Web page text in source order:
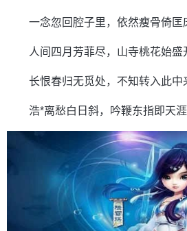
一念忽回腔子里，依然瘦骨倚匡
人间四月芳菲尽，山寺桃花始盛
长恨春归无觅处，不知转入此中
浩*离愁白日斜，吟鞭东指即天涯